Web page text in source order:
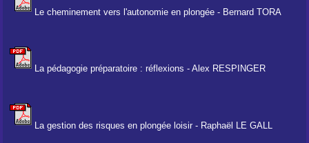
Le cheminement vers l'autonomie en plongée - Bernard TORA
La pédagogie préparatoire : réflexions - Alex RESPINGER
La gestion des risques en plongée loisir - Raphaël LE GALL